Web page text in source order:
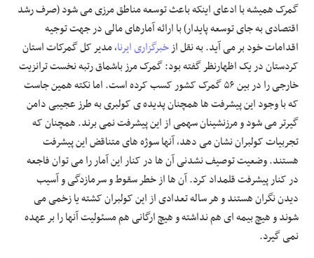
گمرک همیشه با ادعای اینکه باعث توسعه مناطق مرزی می شود (صرف رشد
اقتصادی به جای توسعه پایدار) با ارائه آمارهای مالی در جهت توجیه
اقدامات خود بر می آید. به نقل ازخبرگزاری ایرنا، مدیر کل گمرکات استان
کردستان در یک اظهارنظر گفته بود: گمرک مرز باشماق رتبه نخست ترانزیت
خارجی را در بین ۵۶ گمرک کشور کسب کرده است. اما نکته همین جاست
که با وجود این پیشرفت ها همچنان پدیده ی کولبری به طرز عجیبی دامن
گیرتر می شود و مرزنشینان سهمی از این پیشرفت نمی برند. همچنان که
تجربیات کولبران نشان می دهد، آنها سوژه های متناقض این پیشرفت
هستند. وضعیت توصیف نشدنی آن ها در کنار این آمار را می توان فاجعه
در کنار پیشرفت قلمداد کرد. آن ها از خطر سقوط و سرمازدگی و آسیب
دیدن نگران هستند و هر ساله تعدادی از این کولبران کشته یا زخمی می
شوند و هیچ بیمه ای هم نداشته و هیچ ارگانی هم مسئولیت آنها را بر عهده
نمی گیرد.